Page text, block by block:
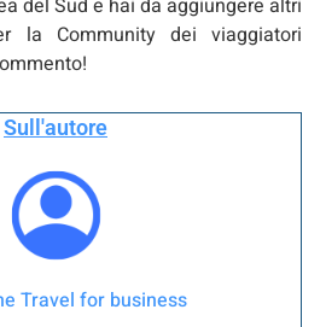
del Sud e hai da aggiungere altri
la Community dei viaggiatori
Sull'autore
Travel for business